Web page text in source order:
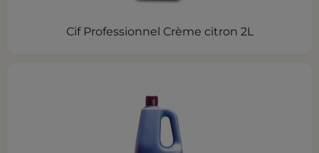
Cif Professionnel Crème citron 2L